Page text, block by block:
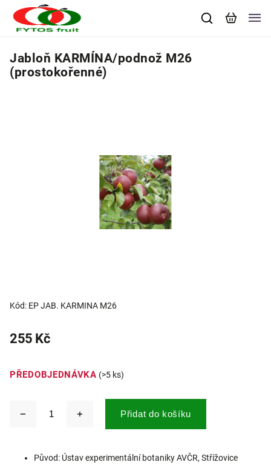
Jabloň KARMÍNA/podnož M26
(prostokořenné)
Kód: EP JAB. KARMINA M26
255 Kč
PŘEDOBJEDNÁVKA (>5 ks)
Přidat do košíku
Původ: Ústav experimentální botaniky AVČR, Střížovice